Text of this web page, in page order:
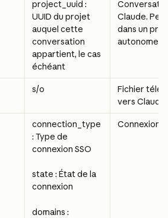
project_uuid :
UUID du projet
auquel cette
conversation
appartient, le cas
échéant
Claude.
dans un
autonome.
s/o
Fichier
vers Claude
connection_type
: Type de
connexion SSO
state : État de la
connexion
domains :
Connexion